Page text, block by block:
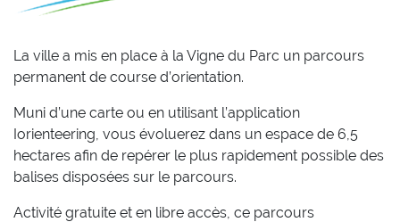
La ville a mis en place à la Vigne du Parc un parcours
permanent de course d’orientation.
Muni d’une carte ou en utilisant l’application
Iorienteering, vous évoluerez dans un espace de 6,5
hectares afin de repérer le plus rapidement possible des
balises disposées sur le parcours.
Activité gratuite et en libre accès, ce parcours